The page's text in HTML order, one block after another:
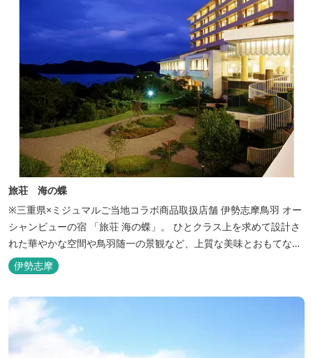
旅荘 海の蝶
※三重県×ミジュマルご当地コラボ商品取扱店舗 伊勢志摩鳥羽 オー
シャンビューの宿 「旅荘 海の蝶」。 ひとクラス上を求めて設計さ
れた華やかな空間や鳥羽随一の景観など、上質な美味とおもてなし
をお約束します。 海の蝶ならではのゆとりの休日をお過ごし下さい
ませ。
伊勢志摩